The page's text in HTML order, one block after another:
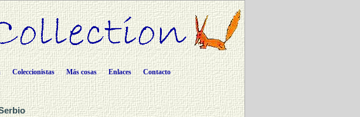
Coleccionistas Más cosas Enlaces Contacto